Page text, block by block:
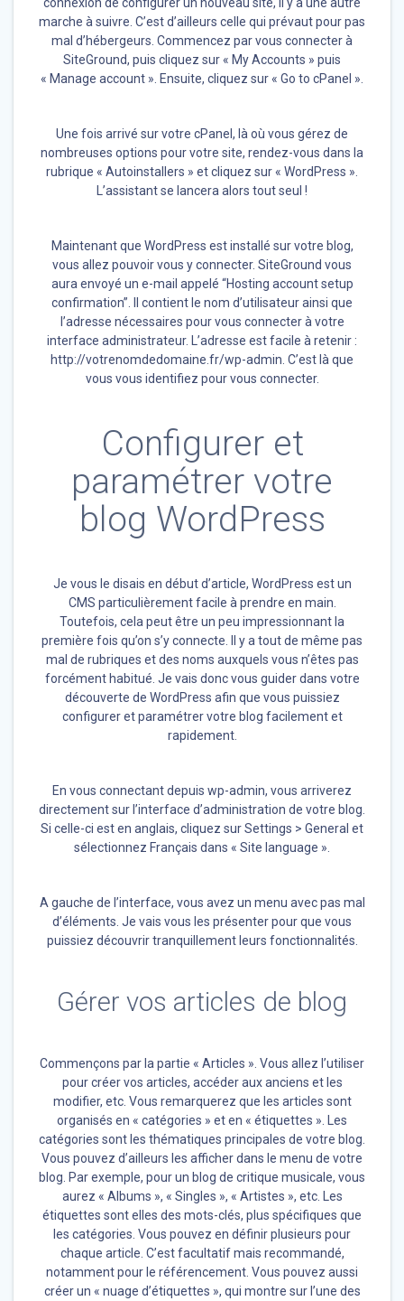
connexion de configurer un nouveau site, il y a une autre
marche à suivre. C’est d’ailleurs celle qui prévaut pour pas
mal d’hébergeurs. Commencez par vous connecter à
SiteGround, puis cliquez sur « My Accounts » puis
« Manage account ». Ensuite, cliquez sur « Go to cPanel ».
Une fois arrivé sur votre cPanel, là où vous gérez de
nombreuses options pour votre site, rendez-vous dans la
rubrique « Autoinstallers » et cliquez sur « WordPress ».
L’assistant se lancera alors tout seul !
Maintenant que WordPress est installé sur votre blog,
vous allez pouvoir vous y connecter. SiteGround vous
aura envoyé un e-mail appelé “Hosting account setup
confirmation”. Il contient le nom d’utilisateur ainsi que
l’adresse nécessaires pour vous connecter à votre
interface administrateur. L’adresse est facile à retenir :
http://votrenomdedomaine.fr/wp-admin. C’est là que
vous vous identifiez pour vous connecter.
Configurer et
paramétrer votre
blog WordPress
Je vous le disais en début d’article, WordPress est un
CMS particulièrement facile à prendre en main.
Toutefois, cela peut être un peu impressionnant la
première fois qu’on s’y connecte. Il y a tout de même pas
mal de rubriques et des noms auxquels vous n’êtes pas
forcément habitué. Je vais donc vous guider dans votre
découverte de WordPress afin que vous puissiez
configurer et paramétrer votre blog facilement et
rapidement.
En vous connectant depuis wp-admin, vous arriverez
directement sur l’interface d’administration de votre blog.
Si celle-ci est en anglais, cliquez sur Settings > General et
sélectionnez Français dans « Site language ».
A gauche de l’interface, vous avez un menu avec pas mal
d’éléments. Je vais vous les présenter pour que vous
puissiez découvrir tranquillement leurs fonctionnalités.
Gérer vos articles de blog
Commençons par la partie « Articles ». Vous allez l’utiliser
pour créer vos articles, accéder aux anciens et les
modifier, etc. Vous remarquerez que les articles sont
organisés en « catégories » et en « étiquettes ». Les
catégories sont les thématiques principales de votre blog.
Vous pouvez d’ailleurs les afficher dans le menu de votre
blog. Par exemple, pour un blog de critique musicale, vous
aurez « Albums », « Singles », « Artistes », etc. Les
étiquettes sont elles des mots-clés, plus spécifiques que
les catégories. Vous pouvez en définir plusieurs pour
chaque article. C’est facultatif mais recommandé,
notamment pour le référencement. Vous pouvez aussi
créer un « nuage d’étiquettes », qui montre sur l’une des